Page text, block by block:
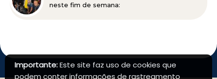
neste fim de semana:
Importante:Este site faz uso de cookies que
podem conter informações de rastreamento